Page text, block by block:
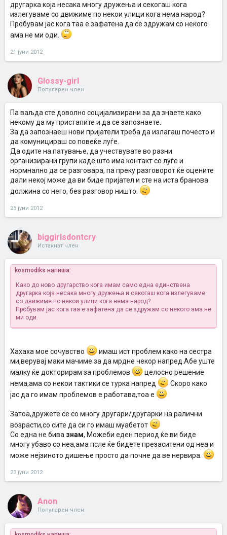
другарка која несака многу дружења и секогаш кога
излегуваме со движиме по некои улици кога нема народ?
Пробувам јас кога таа е зафатена да се здружам со некого
ама не ми оди.
21 јуни 2012
Glossy-girl
Популарен член
Па ваљда сте доволно социјализирани за да знаете како
некому да му пристапите и да се запознаете.
За да запознаеш нови пријатели треба да излагаш почесто и
да комуницираш со повеќе луѓе.
Да одите на патување, да учествувате во разни
организирани групи каде што има контакт со луѓе и
нормнално да се разговара, па преку разговорот ќе оцените
дали некој може да ви биде пријател и сте на иста бранова
должина со него, без разговор ништо.
23 јуни 2012
biggirlsdontcry
Истакнат член
kosmodiks напиша:
Како до ново другарство кога имам само една единствена
другарка која несака многу дружења и секогаш кога излегуваме
со движиме по некои улици кога нема народ?
Пробувам јас кога таа е зафатена да се здружам со некого ама не
ми оди.
Хахаха мое сочувство
имаш ист проблем како на сестра
ми,верувај маки мачиме за да мрдне чекор напред.Абе уште
малку ќе докторирам за проблемов
целосно решение
нема,ама со некои тактики се турка напред
Скоро како
јас да го имам проблемов е работава,тоа е
Затоа,дружете се со многу другари/другарки на ралични
возрасти,со сите да си го имаш муабетот
Со една не бива знам, Можеби еден период ќе ви биде
многу убаво со неа,ама псле ќе бидете презаситени од неа и
може нејзиното дишење просто да почне да ве нервира.
23 јуни 2012
Anon
Популарен член